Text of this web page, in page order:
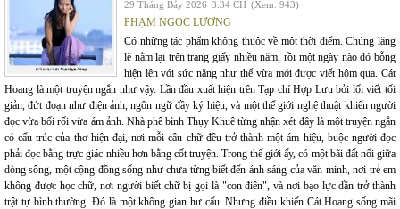
29 Tháng Bảy 2026 3:34 CH (Xem: 943)
PHẠM NGỌC LƯƠNG
Có những tác phẩm không thuộc về một thời điểm. Chúng lặng
lẽ nằm lại trên trang giấy nhiều năm, rồi một ngày nào đó bỗng
hiện lên với sức nặng như thể vừa mới được viết hôm qua. Cát
Hoang là một truyện ngắn như vậy. Lần đầu xuất hiện trên Tạp chí Hợp Lưu bởi lối viết tối
giản, đứt đoạn như điện ảnh, ngôn ngữ đầy ký hiệu, và một thế giới nghệ thuật khiến người
đọc vừa bối rối vừa ám ảnh. Nhà phê bình Thụy Khuê từng nhận xét đây là một truyện ngắn
có cấu trúc của thơ hiện đại, nơi mỗi câu chữ đều trở thành một ám hiệu, buộc người đọc
phải đọc bằng trực giác nhiều hơn bằng cốt truyện. Trong thế giới ấy, có một bãi đất nổi giữa
dòng sông, một cộng đồng sống như chưa từng biết đến ánh sáng của văn minh, nơi trẻ em
không được học chữ, nơi người biết chữ bị gọi là "con điên", và nơi bạo lực dần trở thành
trật tự bình thường. Đó là một không gian hư cấu. Nhưng điều khiến Cát Hoang sống mãi